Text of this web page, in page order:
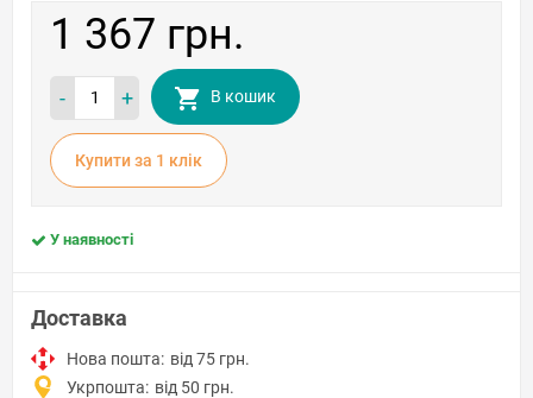
1 367 грн.
- + В кошик
Купити за 1 клiк
У наявності
Доставка
Нова пошта: від 75 грн.
Укрпошта: від 50 грн.